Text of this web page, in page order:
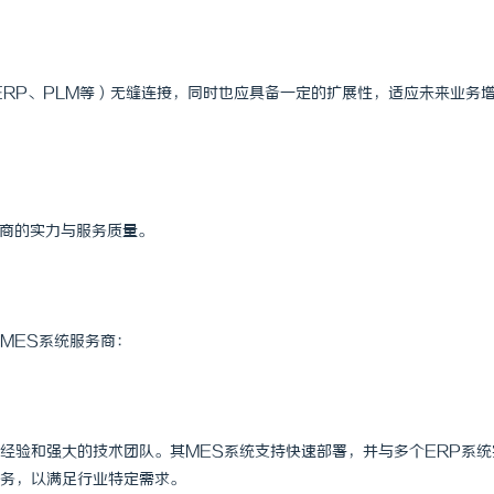
、PLM等）无缝连接，同时也应具备一定的扩展性，适应未来业务
的实力与服务质量。
系统服务商：
验和强大的技术团队。其MES系统支持快速部署，并与多个ERP系
，以满足行业特定需求。